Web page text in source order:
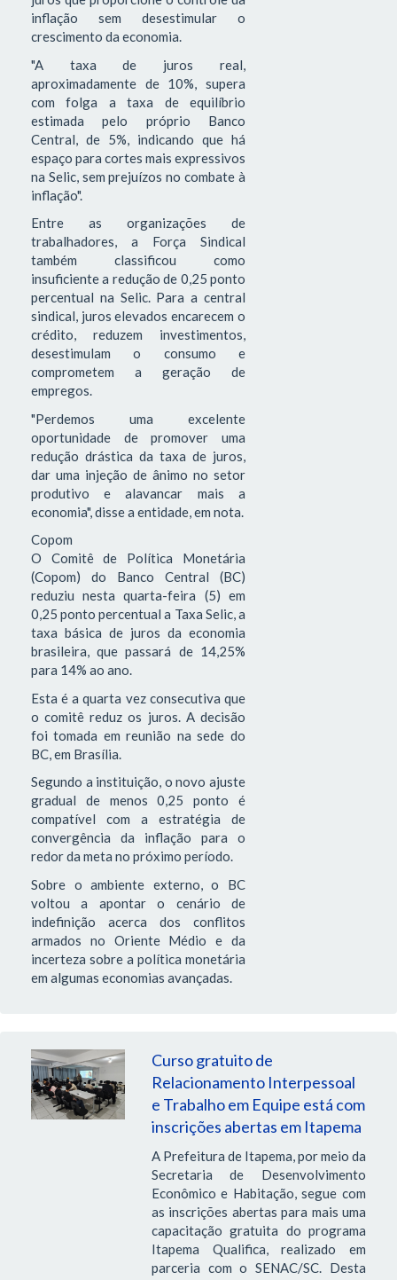
inflação sem desestimular o
crescimento da economia.
"A taxa de juros real,
aproximadamente de 10%, supera
com folga a taxa de equilíbrio
estimada pelo próprio Banco
Central, de 5%, indicando que há
espaço para cortes mais expressivos
na Selic, sem prejuízos no combate à
inflação".
Entre as organizações de
trabalhadores, a Força Sindical
também classificou como
insuficiente a redução de 0,25 ponto
percentual na Selic. Para a central
sindical, juros elevados encarecem o
crédito, reduzem investimentos,
desestimulam o consumo e
comprometem a geração de
empregos.
"Perdemos uma excelente
oportunidade de promover uma
redução drástica da taxa de juros,
dar uma injeção de ânimo no setor
produtivo e alavancar mais a
economia", disse a entidade, em nota.
Copom
O Comitê de Política Monetária
(Copom) do Banco Central (BC)
reduziu nesta quarta-feira (5) em
0,25 ponto percentual a Taxa Selic, a
taxa básica de juros da economia
brasileira, que passará de 14,25%
para 14% ao ano.
Esta é a quarta vez consecutiva que
o comitê reduz os juros. A decisão
foi tomada em reunião na sede do
BC, em Brasília.
Segundo a instituição, o novo ajuste
gradual de menos 0,25 ponto é
compatível com a estratégia de
convergência da inflação para o
redor da meta no próximo período.
Sobre o ambiente externo, o BC
voltou a apontar o cenário de
indefinição acerca dos conflitos
armados no Oriente Médio e da
incerteza sobre a política monetária
em algumas economias avançadas.
Curso gratuito de
Relacionamento Interpessoal
e Trabalho em Equipe está com
inscrições abertas em Itapema
A Prefeitura de Itapema, por meio da
Secretaria de Desenvolvimento
Econômico e Habitação, segue com
as inscrições abertas para mais uma
capacitação gratuita do programa
Itapema Qualifica, realizado em
parceria com o SENAC/SC. Desta